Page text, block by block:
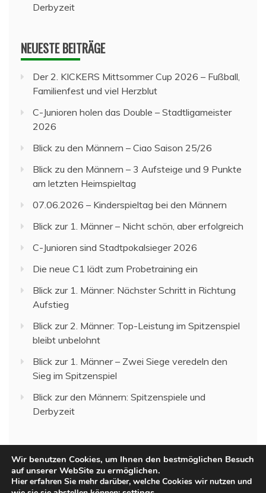
Derbyzeit
NEUESTE BEITRÄGE
Der 2. KICKERS Mittsommer Cup 2026 – Fußball,
Familienfest und viel Herzblut
C-Junioren holen das Double – Stadtligameister
2026
Blick zu den Männern – Ciao Saison 25/26
Blick zu den Männern – 3 Aufsteige und 9 Punkte
am letzten Heimspieltag
07.06.2026 – Kinderspieltag bei den Männern
Blick zur 1. Männer – Nicht schön, aber erfolgreich
C-Junioren sind Stadtpokalsieger 2026
Die neue C1 lädt zum Probetraining ein
Blick zur 1. Männer: Nächster Schritt in Richtung
Aufstieg
Blick zur 2. Männer: Top-Leistung im Spitzenspiel
bleibt unbelohnt
Blick zur 1. Männer – Zwei Siege veredeln den
Sieg im Spitzenspiel
Blick zur den Männern: Spitzenspiele und
Derbyzeit
Wir benutzen Cookies, um Ihnen den bestmöglichen Besuch
auf unserer WebSite zu ermöglichen.
Hier erfahren Sie mehr darüber, welche Cookies wir nutzen und